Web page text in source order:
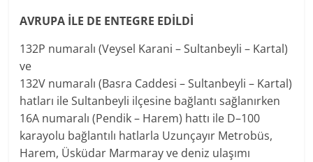
AVRUPA İLE DE ENTEGRE EDİLDİ
132P numaralı (Veysel Karani – Sultanbeyli – Kartal)
ve
132V numaralı (Basra Caddesi – Sultanbeyli – Kartal)
hatları ile Sultanbeyli ilçesine bağlantı sağlanırken
16A numaralı (Pendik – Harem) hattı ile D–100
karayolu bağlantılı hatlarla Uzunçayır Metrobüs,
Harem, Üsküdar Marmaray ve deniz ulaşımı